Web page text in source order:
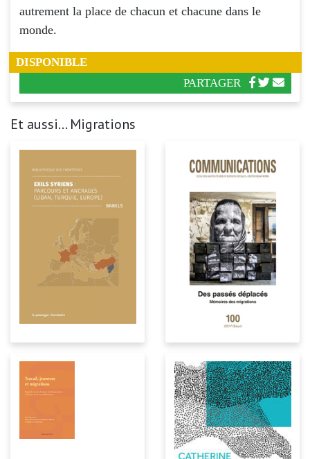
autrement la place de chacun et chacune dans le
monde.
DISPONIBLE
PARTAGER
Et aussi... Migrations